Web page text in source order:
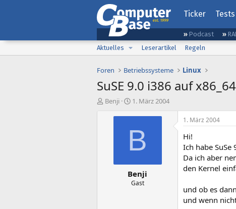
Ticker Tests
Podcast
Aktuelles
Leserartikel Regeln
Foren Betriebssysteme Linux
SuSE 9.0 i386 auf
E
Benji
E
s
e
l
t
a
m
1. März 2004
B
Benji
Gast
1. März 2004
Hi!
Ich habe
Da ich aber
den Kernel
und ob es
und wenn